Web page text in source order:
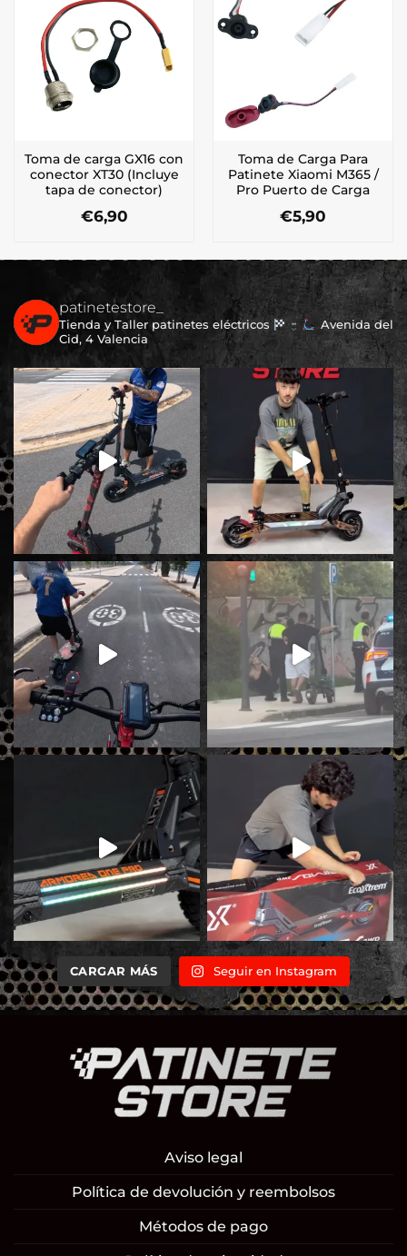
Toma de carga GX16 con
conector XT30 (Incluye
tapa de conector)
€6,90
Toma de Carga Para
Patinete Xiaomi M365 /
Pro Puerto de Carga
€5,90
patinetestore_
Tienda y Taller patinetes eléctricos
Avenida del
Cid, 4 Valencia
CARGAR MÁS Seguir en Instagram
Aviso legal
Política de devolución y reembolsos
Métodos de pago